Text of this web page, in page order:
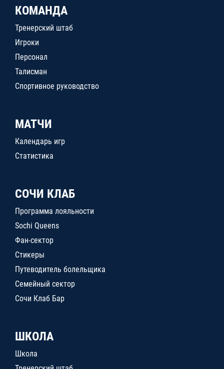
КОМАНДА
Тренерский штаб
Игроки
Персонал
Талисман
Спортивное руководство
МАТЧИ
Календарь игр
Статистика
СОЧИ КЛАБ
Программа лояльности
Sochi Queens
Фан-сектор
Стикеры
Путеводитель болельщика
Семейный сектор
Сочи Клаб Бар
ШКОЛА
Школа